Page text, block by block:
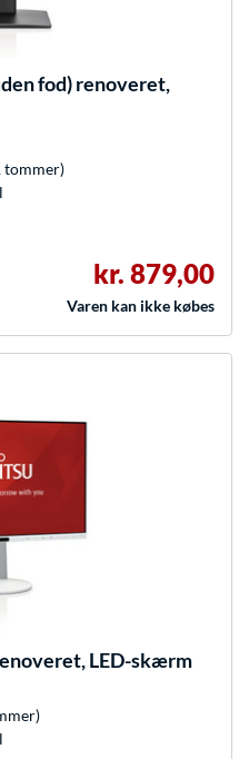
fod) renoveret,
tommer)
kr. 879,00
Varen kan ikke købes
LED-skærm